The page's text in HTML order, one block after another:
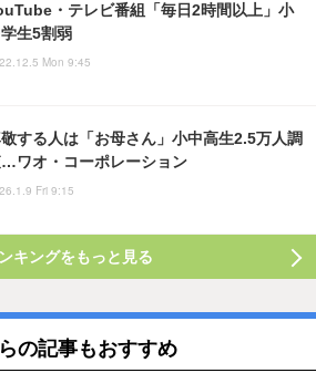
・テレビ番組「毎日2時間以上」小
生5割弱
Mon 9:45
する人は「お母さん」小中高生2.5万人調
ワオ・コーポレーション
Fri 9:15
キングをもっと見る
の記事もおすすめ